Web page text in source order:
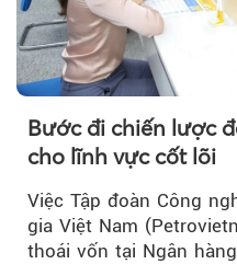
Bước đi chiến lược
cho lĩnh vực cốt lõi
Việc Tập đoàn Công
gia Việt Nam
thoái vốn tại Ngân